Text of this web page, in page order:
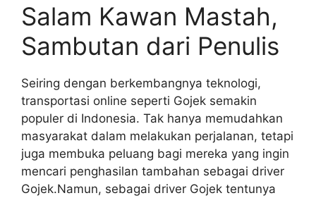
Salam Kawan Mastah,
Sambutan dari Penulis
Seiring dengan berkembangnya teknologi,
transportasi online seperti Gojek semakin
populer di Indonesia. Tak hanya memudahkan
masyarakat dalam melakukan perjalanan, tetapi
juga membuka peluang bagi mereka yang ingin
mencari penghasilan tambahan sebagai driver
Gojek.Namun, sebagai driver Gojek tentunya